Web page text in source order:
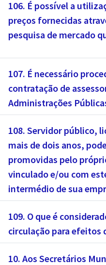
106. É possível a
preços fornecidas
pesquisa de mercado
107. É necessário
contratação de
Administrações
108. Servidor público,
mais de dois anos,
promovidas pelo
vinculado e/ou com
intermédio de sua
109. O que é
circulação para efeitos
10. Aos Secretários Municipais são devidos os